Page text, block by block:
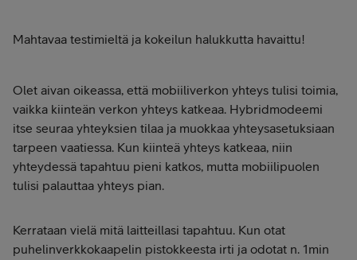
Mahtavaa testimieltä ja kokeilun halukkutta havaittu!
Olet aivan oikeassa, että mobiiliverkon yhteys tulisi toimia,
vaikka kiinteän verkon yhteys katkeaa. Hybridmodeemi
itse seuraa yhteyksien tilaa ja muokkaa yhteysasetuksiaan
tarpeen vaatiessa. Kun kiinteä yhteys katkeaa, niin
yhteydessä tapahtuu pieni katkos, mutta mobiilipuolen
tulisi palauttaa yhteys pian.
Kerrataan vielä mitä laitteillasi tapahtuu. Kun otat
puhelinverkkokaapelin pistokkeesta irti ja odotat n. 1min